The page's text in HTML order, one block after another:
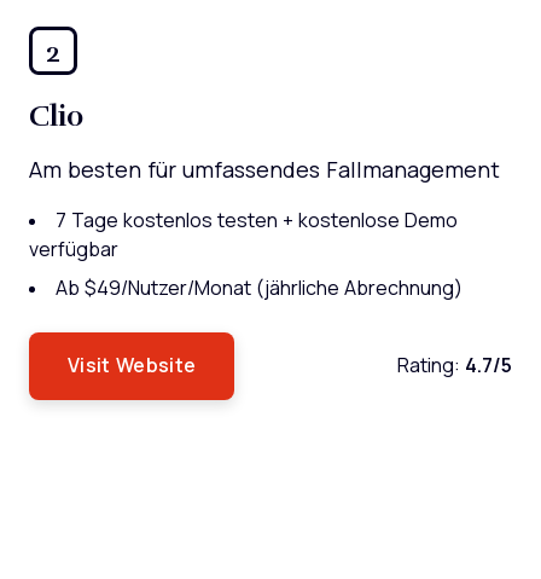
2
Clio
Am besten für umfassendes Fallmanagement
7 Tage kostenlos testen + kostenlose Demo
verfügbar
Ab $49/Nutzer/Monat (jährliche Abrechnung)
Visit Website Rating: 4.7/5